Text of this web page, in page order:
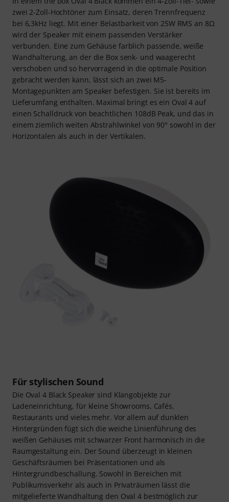
zwei 2-Zoll-Hochtöner zum Einsatz, deren Trennfrequenz
bei 6,3kHz liegt. Mit einer Belastbarkeit von 25W RMS an 8Ω
wird der Speaker mit einem passenden Verstärker
verbunden. Eine zum Gehäuse farblich passende, weiße
Wandhalterung, an der die Box senk- und waagerecht
verschoben und so hervorragend in die optimale Position
gebracht werden kann, lässt sich an zwei M5-
Montagepunkten am Speaker befestigen. Sie ist bereits im
Lieferumfang enthalten. Maximal bringt es ein Oval 4 auf
einen Schalldruck von beachtlichen 108dB Peak, und das in
einem ziemlich weiten Abstrahlwinkel von 90° sowohl in der
Horizontalen als auch in der Vertikalen.
Für stylischen Sound
Die Oval 4 Black Speaker sind Klangobjekte zur
Ladeneinrichtung, für kleine Showrooms, Cafés,
Restaurants und vieles mehr. Vor allem auf dunklen
Hintergründen fügt sich die weiche Linienführung des
weißen Gehäuses mit schwarzer Front harmonisch in die
Raumgestaltung ein. Der Sound überzeugt in kleinen
Geschäftsräumen bei Präsentationen und als
Hintergrundbeschallung. Sowohl in Bereichen mit
Publikumsverkehr als auch in Privaträumen lässt die
mitgelieferte Wandhaltung den Oval 4 bestmöglich zur